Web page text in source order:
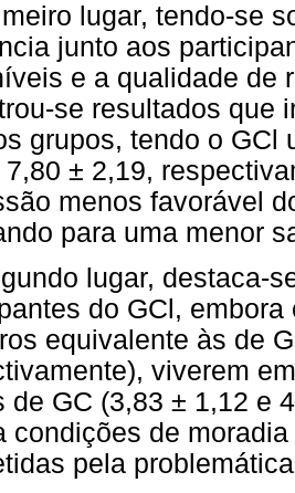
lugar, tendo-se
junto aos
e a qualidade de
se resultados que
grupos, tendo o GCl
7,80 ± 2,19,
menos favorável
para uma menor
lugar, destaca-
do GCl,
equivalente às de
viverem
de GC (3,83 ± 1,12 e
condições de
pela